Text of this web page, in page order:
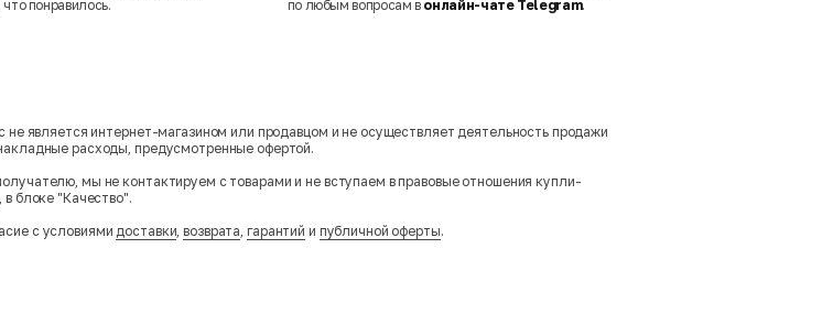
что понравилось.
по любым вопросам в онлайн-чате Telegram.
не является интернет-магазином или продавцом и не осуществляет деятельность продажи
расходы, предусмотренные офертой.
мы не контактируем с товарами и не вступаем в правовые отношения купли-
блоке "Качество".
с условиямидоставки,возврата, гарантий и публичной оферты.